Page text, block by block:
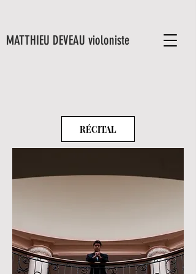
MATTHIEU DEVEAU violoniste
RÉCITAL